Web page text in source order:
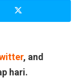
, and
hari.